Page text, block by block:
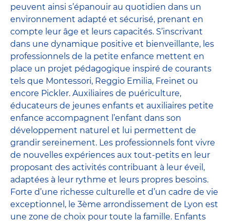
peuvent ainsi s’épanouir au quotidien dans un
environnement adapté et sécurisé, prenant en
compte leur âge et leurs capacités. S’inscrivant
dans une dynamique positive et bienveillante, les
professionnels de la petite enfance mettent en
place un projet pédagogique inspiré de courants
tels que Montessori, Reggio Emilia, Freinet ou
encore Pickler. Auxiliaires de puériculture,
éducateurs de jeunes enfants et auxiliaires petite
enfance accompagnent l’enfant dans son
développement naturel et lui permettent de
grandir sereinement. Les professionnels font vivre
de nouvelles expériences aux tout-petits en leur
proposant des activités contribuant à leur éveil,
adaptées à leur rythme et leurs propres besoins.
Forte d’une richesse culturelle et d’un cadre de vie
exceptionnel, le 3ème arrondissement de Lyon est
une zone de choix pour toute la famille. Enfants